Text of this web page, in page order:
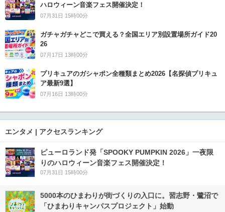
ハロウィーン音楽フェス開催決定！
07月31日 15時00分
ガチャガチャどこで買える？全国エリア別設置場所ガイド20
26
07月17日 13時00分
プリキュアのガシャポン全種類まとめ2026【名探偵プリキュ
ア最新9選】
07月16日 13時00分
エンタメ | アクセスランキング
ピューロランド発「SPOOKY PUMPKIN 2026」一夜限
りのハロウィーン音楽フェス開催決定！
07月31日 15時00分
5000本のひまわりが街づくりの入口に。習志野・鷺沼で
「ひまわりキャンパスプロジェクト」始動